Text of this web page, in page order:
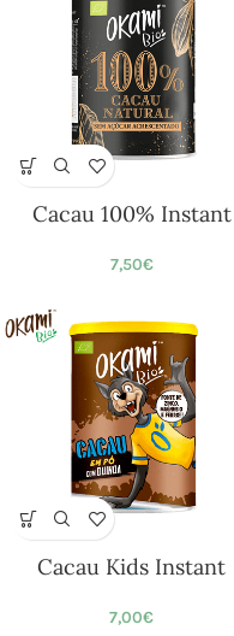
Cacau 100% Instant
7,50€
Cacau Kids Instant
7,00€